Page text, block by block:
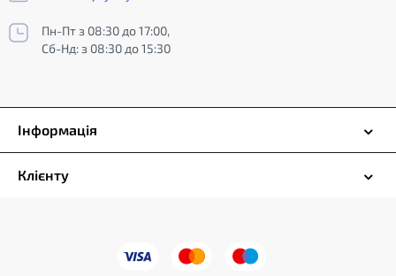
Пн-Пт з 08:30 до 17:00,
Сб-Нд: з 08:30 до 15:30
Інформація
Клієнту